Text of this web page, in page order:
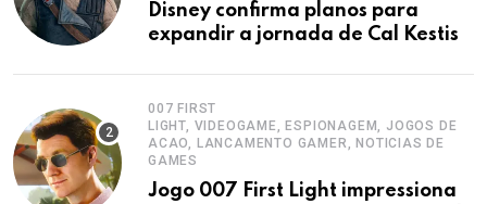
Disney confirma planos para
expandir a jornada de Cal Kestis
007 FIRST
LIGHT, VIDEOGAME, ESPIONAGEM, JOGOS DE
ACAO, LANCAMENTO GAMER, NOTICIAS DE
GAMES
Jogo 007 First Light impressiona